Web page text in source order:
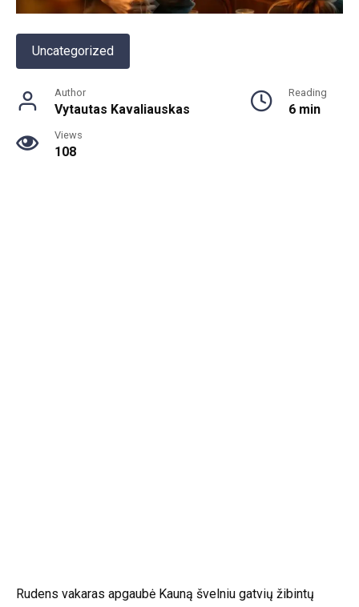
Uncategorized
Author
Vytautas Kavaliauskas
Reading
6 min
Views
108
Rudens vakaras apgaubė Kauną švelniu gatvių žibintų